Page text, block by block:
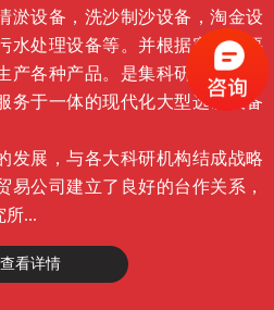
淤设备，洗沙制沙设备，淘金设
水处理设备等。并根据客户的要
产各种产品。是集科研开发，工
务于一体的现代化大型选矿设备
展，与各大科研机构结成战略
易公司建立了良好的台作关系，
所...
查看详情